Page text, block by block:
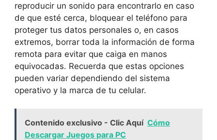
reproducir un sonido para encontrarlo en⁢ caso
⁣de que esté cerca, bloquear el teléfono ‌para
proteger tus datos personales o, en casos
extremos, borrar toda la información de forma
remota⁤ para evitar​ que caiga en manos
equivocadas. Recuerda que estas opciones
pueden variar dependiendo del ‍sistema
operativo ‌y la ​marca de tu celular.
Contenido exclusivo - Clic Aquí Cómo
Descargar Juegos para PC